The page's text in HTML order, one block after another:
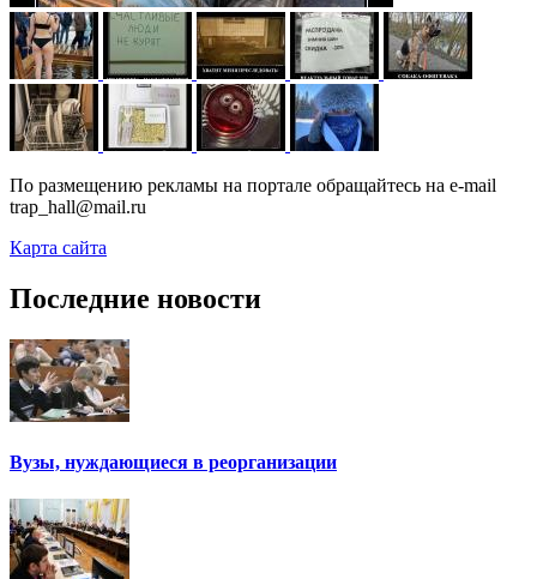
По размещению рекламы на портале обращайтесь на e-mail
trap_hall@mail.ru
Карта сайта
Последние новости
Вузы, нуждающиеся в реорганизации